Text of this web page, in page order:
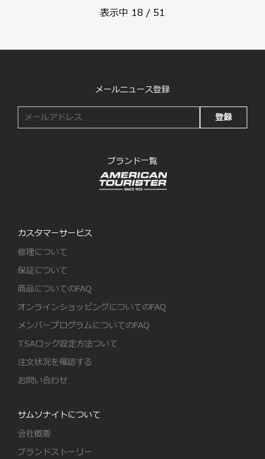
表示中 18 / 51
メールニュース登録
登録
ブランド一覧
カスタマーサービス
修理について
保証について
商品についてのFAQ
オンラインショッピングについてのFAQ
メンバープログラムについてのFAQ
TSAロック設定方法ついて
注文状況を確認する
お問い合わせ
サムソナイトについて
会社概要
ブランドストーリー